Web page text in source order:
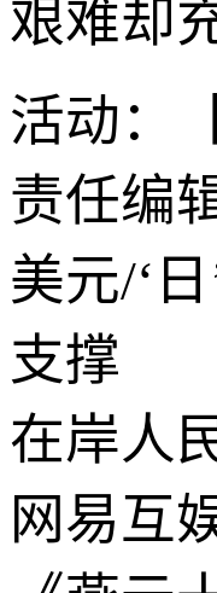
艰难却
活动：
责任编
美元/‘
支撑
在岸人
网易互